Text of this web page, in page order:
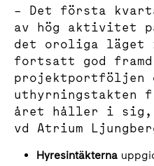
– Det första
av hög aktivitet
det oroliga läget
fortsatt god
projektportföljen
uthyrningstakten
året håller i sig,
vd Atrium
Hyresintäkterna